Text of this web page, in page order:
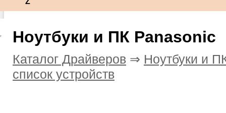
Ноутбуки и ПК Panasonic
Каталог Драйверов ⇒ Ноутбуки и
список устройств